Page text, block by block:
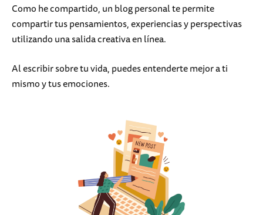
Como he compartido, un blog personal te permite
compartir tus pensamientos, experiencias y perspectivas
utilizando una salida creativa en línea.
Al escribir sobre tu vida, puedes entenderte mejor a ti
mismo y tus emociones.